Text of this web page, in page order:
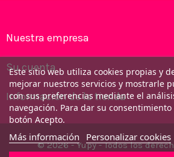
Nuestra empresa
Su cuenta
Información de la tienda
Este sitio web utiliza cookies propias y
mejorar nuestros servicios y mostrarle
con sus preferencias mediante el
navegación. Para dar su
botón Acepto.
Más información Personalizar cookies
© 2026 - Yupy - Todos los